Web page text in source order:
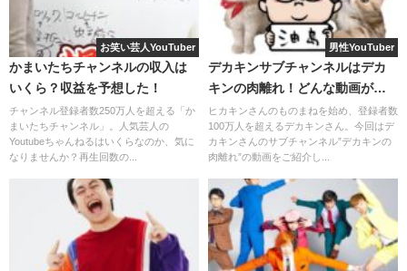
第2候補：めがねちゃんさん
続いての彼女候補は、YouTuber、女優、タレントの顔を持
めがねちゃん さんです。
個人チャンネル名は「めがねっとわーく-
MEGANETWORK-」です。
相当数めがねを持っているようですが、使用するのはもっ
ぱら撮影の時とのこと。
が、冗談ではなく本当なのであれば、デカキンさんは、ま
だしばらく独身ライフを謳歌しそうです。
しかしながら、「彼女にサプライズしたら二人とも大号泣
した」
の動画を見た方なら誰しもが、ピュアな二人の関係
は表立つことなく静かに紡がれており、何か報告がなされ
るまで、そっと見守り続けたい、と思うことでしょう。
登録者100万人を超える有名YouTuberという立場もあるた
め、慎重に立ち回っている可能性もあります。
お笑い芸人YouTuber
かまいたちチャンネルの収入は
いくら？収益を予想した！
チャンネル登録者数250万人を超える「か
まいたちチャンネル」。人気芸人の
Youtubeちゃんねるはいくらなのか、気に
なりませんか？再生回数の...
男性YouTuber
デカキンサブチャンネルはデカ
キンの肉離れ！どんな動画があ
る？
ヒカキンさんのものまねを始め、登録者数
100万人を超えるデカキンさん。今回はデ
カキンさんのサブチャンネル”デカキンの
肉離れ”の動画をご紹介し...